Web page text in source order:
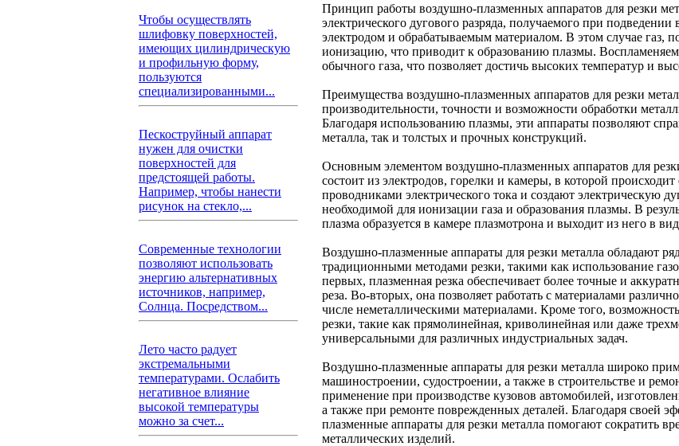
Чтобы осуществлять
шлифовку поверхностей,
имеющих цилиндрическую
и профильную форму,
пользуются
специализированными...
Пескоструйный аппарат
нужен для очистки
поверхностей для
предстоящей работы.
Например, чтобы нанести
рисунок на стекло,...
Современные технологии
позволяют использовать
энергию альтернативных
источников, например,
Солнца. Посредством...
Лето часто радует
экстремальными
температурами. Ослабить
негативное влияние
высокой температуры
можно за счет...
Принцип работы воздушно-плазменных аппаратов для резки
электрического дугового разряда, получаемого при
электродом и обрабатываемым материалом. В этом случае газ,
ионизацию, что приводит к образованию плазмы.
обычного газа, что позволяет достичь высоких температур и
Преимущества воздушно-плазменных аппаратов для резки
производительности, точности и возможности обработки
Благодаря использованию плазмы, эти аппараты позволяют
металла, так и толстых и прочных конструкций.
Основным элементом воздушно-плазменных аппаратов для
состоит из электродов, горелки и камеры, в которой
проводниками электрического тока и создают электрическую
необходимой для ионизации газа и образования плазмы. В
плазма образуется в камере плазмотрона и выходит из него в
Воздушно-плазменные аппараты для резки металла обладают
традиционными методами резки, такими как использование
первых, плазменная резка обеспечивает более точные и
реза. Во-вторых, она позволяет работать с материалами
числе неметаллическими материалами. Кроме того,
резки, такие как прямолинейная, криволинейная или даже
универсальными для различных индустриальных задач.
Воздушно-плазменные аппараты для резки металла широко
машиностроении, судостроении, а также в строительстве и
применение при производстве кузовов автомобилей,
а также при ремонте поврежденных деталей. Благодаря своей
плазменные аппараты для резки металла помогают сократить
металлических изделий.